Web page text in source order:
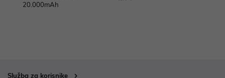
20.000mAh
Služba za korisnike